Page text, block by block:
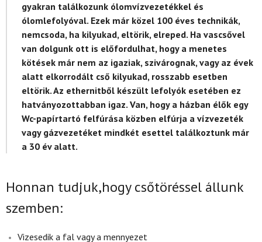
gyakran találkozunk ólomvízvezetékkel és
ólomlefolyóval. Ezek már közel 100 éves technikák,
nemcsoda, ha kilyukad, eltörik, elreped. Ha vascsővel
van dolgunk ott is előfordulhat, hogy a menetes
kötések már nem az igaziak, szivárognak, vagy az évek
alatt elkorrodált cső kilyukad, rosszabb esetben
eltörik. Az ethernitből készült lefolyók esetében ez
hatványozottabban igaz. Van, hogy a házban élők egy
Wc-papírtartó felfúrása közben elfúrja a vízvezeték
vagy gázvezetéket mindkét esettel találkoztunk már
a 30 év alatt.
Honnan tudjuk,hogy csőtöréssel állunk
szemben:
Vizesedik a fal vagy a mennyezet